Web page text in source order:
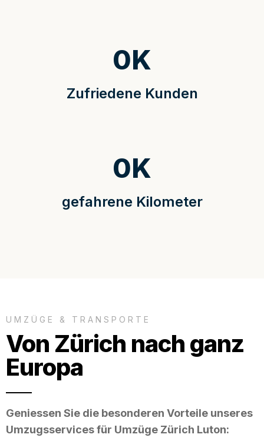
Zufriedene Kunden
0K
gefahrene Kilometer
0K
UMZÜGE & TRANSPORTE
Von Zürich nach ganz
Europa
Geniessen Sie die besonderen Vorteile unseres
Umzugsservices für Umzüge Zürich Luton: